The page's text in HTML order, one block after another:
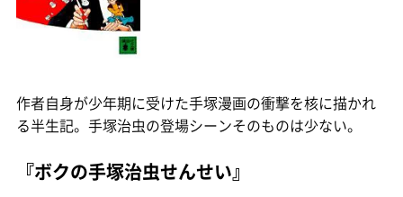
作者自身が少年期に受けた手塚漫画の衝撃を核に描かれ
る半生記。手塚治虫の登場シーンそのものは少ない。
『ボクの手塚治虫せんせい』